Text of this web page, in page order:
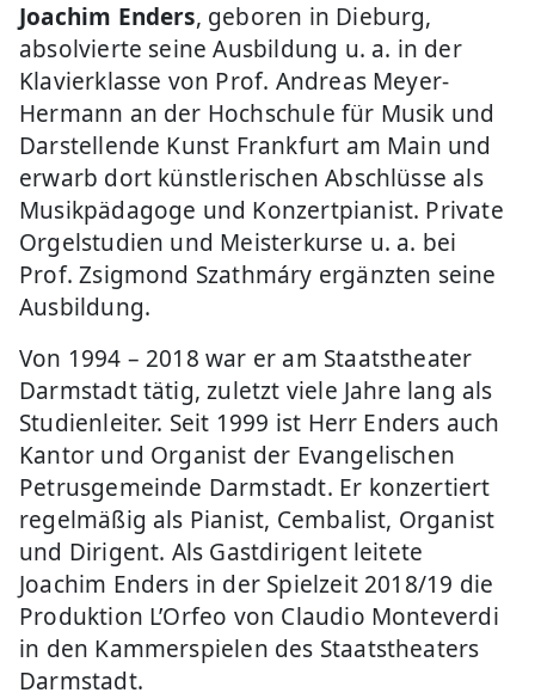
Joachim Enders, geboren in Dieburg,
absolvierte seine Ausbildung u. a. in der
Klavierklasse von Prof. Andreas Meyer-
Hermann an der Hochschule für Musik und
Darstellende Kunst Frankfurt am Main und
erwarb dort künstlerischen Abschlüsse als
Musikpädagoge und Konzertpianist. Private
Orgelstudien und Meisterkurse u. a. bei
Prof. Zsigmond Szathmáry ergänzten seine
Ausbildung.
Von 1994 – 2018 war er am Staatstheater
Darmstadt tätig, zuletzt viele Jahre lang als
Studienleiter. Seit 1999 ist Herr Enders auch
Kantor und Organist der Evangelischen
Petrusgemeinde Darmstadt. Er konzertiert
regelmäßig als Pianist, Cembalist, Organist
und Dirigent. Als Gastdirigent leitete
Joachim Enders in der Spielzeit 2018/19 die
Produktion L’Orfeo von Claudio Monteverdi
in den Kammerspielen des Staatstheaters
Darmstadt.